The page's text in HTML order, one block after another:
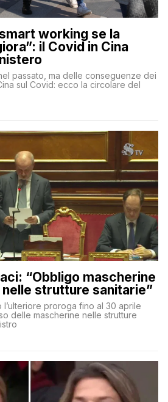
working se la
il Covid in Cina
passato, ma delle conseguenze dei
sul Covid: ecco la circolare del
“Obbligo mascherine
strutture sanitarie”
l’ulteriore proroga fino al 30 aprile
delle mascherine nelle strutture